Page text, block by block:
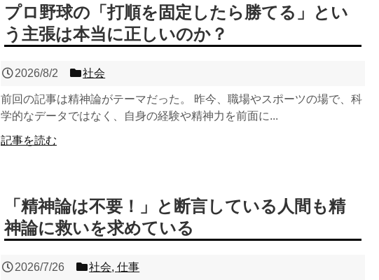
プロ野球の「打順を固定したら勝てる」とい
う主張は本当に正しいのか？
2026/8/2 社会
前回の記事は精神論がテーマだった。 昨今、職場やスポーツの場で、科
学的なデータではなく、自身の経験や精神力を前面に...
記事を読む
「精神論は不要！」と断言している人間も精
神論に救いを求めている
2026/7/26 社会,仕事